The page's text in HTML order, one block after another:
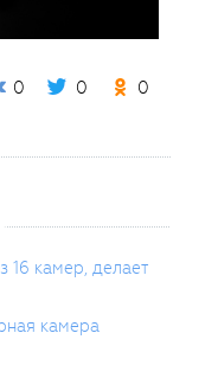
0 0
0
16 камер, делает
камера